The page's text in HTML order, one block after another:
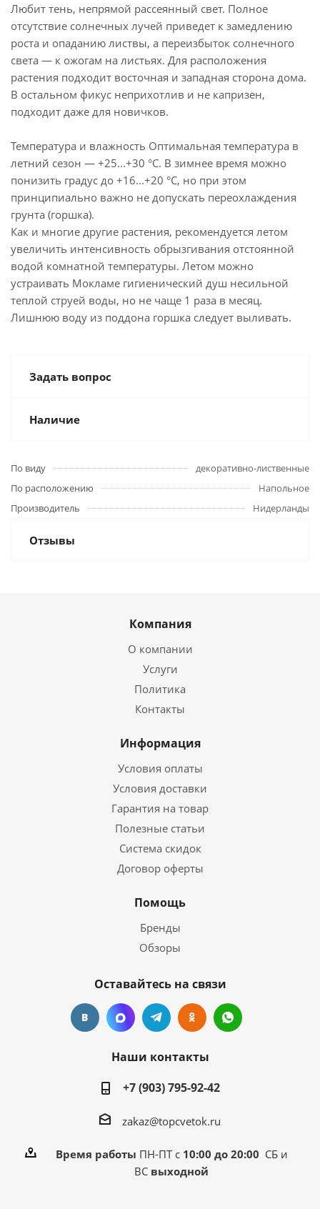
Любит тень, непрямой рассеянный свет. Полное
отсутствие солнечных лучей приведет к замедлению
роста и опаданию листвы, а переизбыток солнечного
света — к ожогам на листьях. Для расположения
растения подходит восточная и западная сторона дома.
В остальном фикус неприхотлив и не капризен,
подходит даже для новичков.
Температура и влажность Оптимальная температура в
летний сезон — +25...+30 °С. В зимнее время можно
понизить градус до +16...+20 °С, но при этом
принципиально важно не допускать переохлаждения
грунта (горшка).
Как и многие другие растения, рекомендуется летом
увеличить интенсивность обрызгивания отстоянной
водой комнатной температуры. Летом можно
устраивать Мокламе гигиенический душ несильной
теплой струей воды, но не чаще 1 раза в месяц.
Лишнюю воду из поддона горшка следует выливать.
Задать вопрос
Наличие
По виду
декоративно-лиственные
По расположению
Напольное
Производитель
Нидерланды
Отзывы
Компания
О компании
Услуги
Политика
Контакты
Информация
Условия оплаты
Условия доставки
Гарантия на товар
Полезные статьи
Система скидок
Договор оферты
Помощь
Бренды
Обзоры
Оставайтесь на связи
Наши контакты
+7 (903) 795-92-42
zakaz@topcvetok.ru
Время работы ПН-ПТ с 10:00 до 20:00 СБ и
ВС выходной